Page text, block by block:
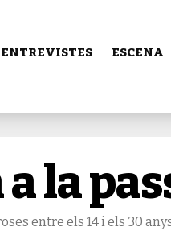
ENTREVISTES ESCENA
la
entre els 14 i els 30